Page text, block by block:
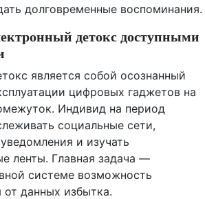
долговременные воспоминания.
детокс доступными
является собой осознанный
цифровых гаджетов на
Индивид на период
социальные сети,
и изучать
ленты. Главная задача —
системе возможность
от данных избытка.